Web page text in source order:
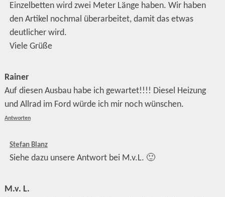
Einzelbetten wird zwei Meter Länge haben. Wir haben
den Artikel nochmal überarbeitet, damit das etwas
deutlicher wird.
Viele Grüße
Rainer
Auf diesen Ausbau habe ich gewartet!!!! Diesel Heizung
und Allrad im Ford würde ich mir noch wünschen.
Antworten
Stefan Blanz
Siehe dazu unsere Antwort bei M.v.L. 🙂
M.v. L.